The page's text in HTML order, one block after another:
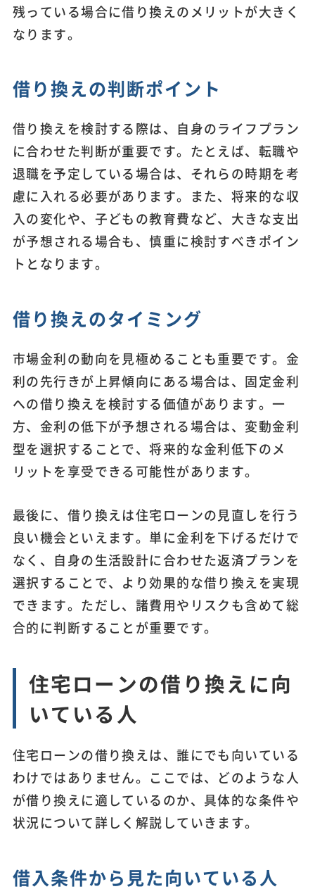
残っている場合に借り換えのメリットが大きく
なります。
借り換えの判断ポイント
借り換えを検討する際は、自身のライフプラン
に合わせた判断が重要です。たとえば、転職や
退職を予定している場合は、それらの時期を考
慮に入れる必要があります。また、将来的な収
入の変化や、子どもの教育費など、大きな支出
が予想される場合も、慎重に検討すべきポイン
トとなります。
借り換えのタイミング
市場金利の動向を見極めることも重要です。金
利の先行きが上昇傾向にある場合は、固定金利
への借り換えを検討する価値があります。一
方、金利の低下が予想される場合は、変動金利
型を選択することで、将来的な金利低下のメ
リットを享受できる可能性があります。
最後に、借り換えは住宅ローンの見直しを行う
良い機会といえます。単に金利を下げるだけで
なく、自身の生活設計に合わせた返済プランを
選択することで、より効果的な借り換えを実現
できます。ただし、諸費用やリスクも含めて総
合的に判断することが重要です。
住宅ローンの借り換えに向
いている人
住宅ローンの借り換えは、誰にでも向いている
わけではありません。ここでは、どのような人
が借り換えに適しているのか、具体的な条件や
状況について詳しく解説していきます。
借入条件から見た向いている人